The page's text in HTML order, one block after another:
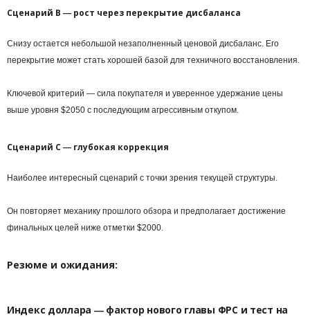
Сценарий B ― рост через перекрытие дисбаланса
Снизу остается небольшой незаполненный ценовой дисбаланс. Его
перекрытие может стать хорошей базой для техничного восстановления.
Ключевой критерий ― сила покупателя и уверенное удержание цены
выше уровня $2050 с последующим агрессивным откупом.
Сценарий С ― глубокая коррекция
Наиболее интересный сценарий с точки зрения текущей структуры.
Он повторяет механику прошлого обзора и предполагает достижение
финальных целей ниже отметки $2000.
Резюме и ожидания:
Индекс доллара ― фактор нового главы ФРС и тест на